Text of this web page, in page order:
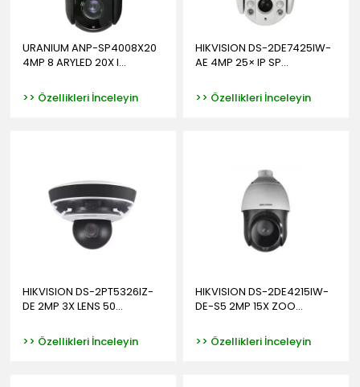
URANIUM ANP-SP4008X20
4MP 8 ARYLED 20X I...
>> Özellikleri İnceleyin
HIKVISION DS-2DE7425IW-
AE 4MP 25× IP SP...
>> Özellikleri İnceleyin
HIKVISION DS-2PT5326IZ-
DE 2MP 3X LENS 50...
>> Özellikleri İnceleyin
HIKVISION DS-2DE4215IW-
DE-S5 2MP 15X ZOO...
>> Özellikleri İnceleyin